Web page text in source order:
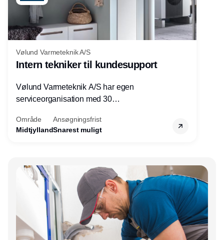
Vølund Varmeteknik A/S
Intern tekniker til kundesupport
Vølund Varmeteknik A/S har egen
serviceorganisation med 30
søger nu endnu en teknisk kollega - denne
gang til kundesupport på kontoret i Herning.
Område
Midtjylland
Ansøgningsfrist
Snarest muligt
Annonce